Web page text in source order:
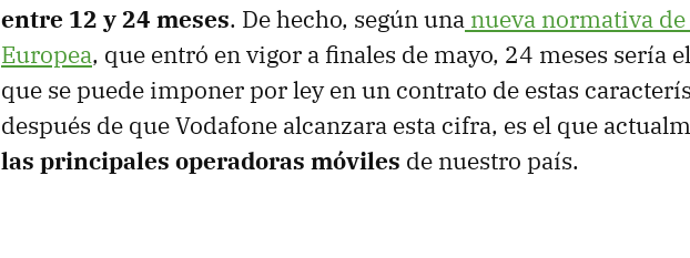
entre 12 y 24 meses. De hecho, según una nueva normativa
Europea, que entró en vigor a finales de mayo, 24 meses sería
que se puede imponer por ley en un contrato de estas
después de que Vodafone alcanzara esta cifra, es el que
las principales operadoras móviles de nuestro país.